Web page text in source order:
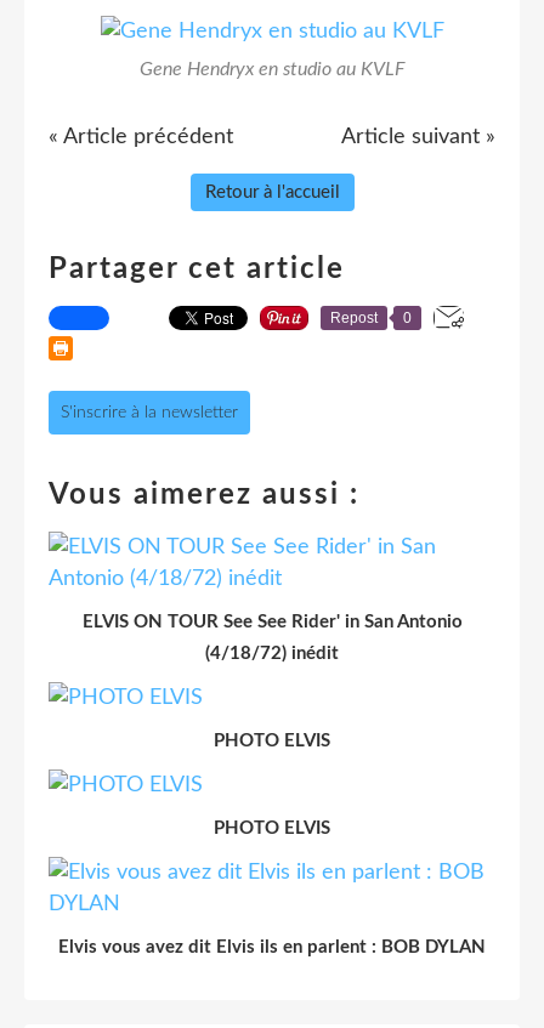
Gene Hendryx en studio au KVLF
« Article précédent Article suivant »
Retour à l'accueil
Partager cet article
Repost 0
S'inscrire à la newsletter
Vous aimerez aussi :
ELVIS ON TOUR See See Rider' in San Antonio
(4/18/72) inédit
PHOTO ELVIS
PHOTO ELVIS
Elvis vous avez dit Elvis ils en parlent : BOB DYLAN